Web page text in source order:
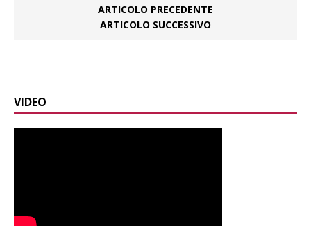
ARTICOLO PRECEDENTE
ARTICOLO SUCCESSIVO
VIDEO